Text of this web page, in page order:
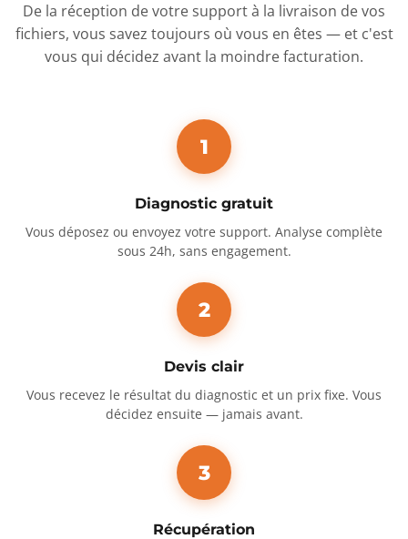
De la réception de votre support à la livraison de vos
fichiers, vous savez toujours où vous en êtes — et c'est
vous qui décidez avant la moindre facturation.
1
Diagnostic gratuit
Vous déposez ou envoyez votre support. Analyse complète
sous 24h, sans engagement.
2
Devis clair
Vous recevez le résultat du diagnostic et un prix fixe. Vous
décidez ensuite — jamais avant.
3
Récupération